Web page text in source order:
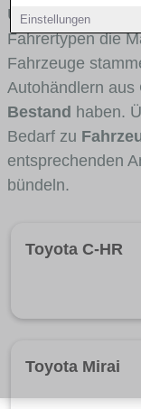
Einstellungen
Umlandverkehr
Fahrertypen die
Fahrzeuge
Autohändlern aus
Bestand haben.
Bedarf zu
entsprechenden
bündeln.
Toyota C-HR
Toyota Mirai